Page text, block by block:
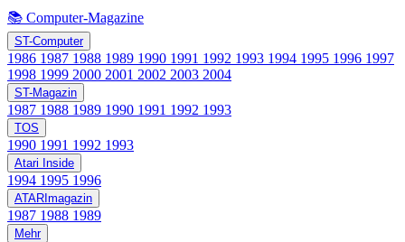
📚 Computer-Magazine
ST-Computer
1986 1987 1988 1989 1990 1991 1992 1993 1994 1995 1996 1997
1998 1999 2000 2001 2002 2003 2004
ST-Magazin
1987 1988 1989 1990 1991 1992 1993
TOS
1990 1991 1992 1993
Atari Inside
1994 1995 1996
ATARImagazin
1987 1988 1989
Mehr